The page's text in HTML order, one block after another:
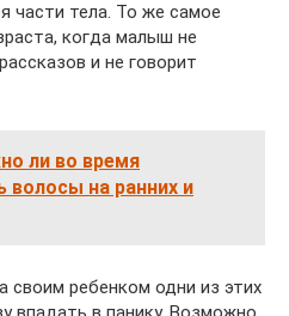
части тела. То же самое
когда малыш не
и не говорит
ли во время
волосы на ранних и
своим ребенком одни из этих